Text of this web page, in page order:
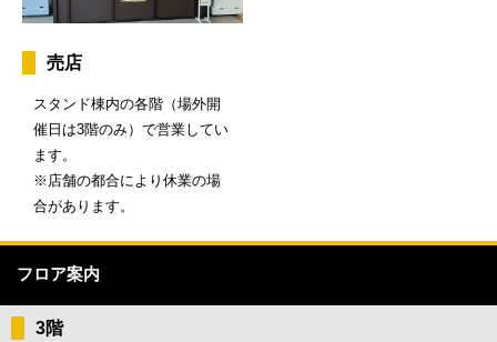
売店
スタンド棟内の各階（場外開
催日は3階のみ）で営業してい
ます。
※店舗の都合により休業の場
合があります。
フロア案内
3階